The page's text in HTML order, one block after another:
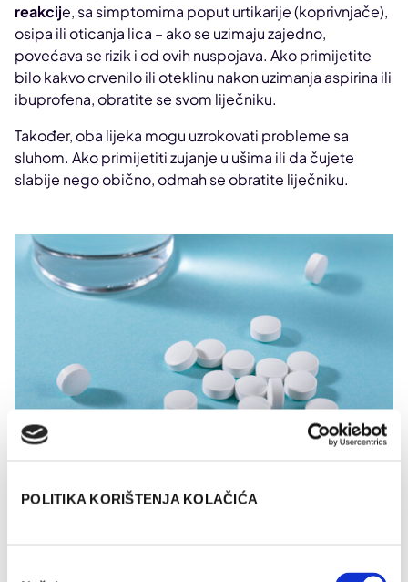
POLITIKA KORIŠTENJA KOLAČIĆA
reakcije, sa simptomima poput urtikarije (koprivnjače),
osipa ili oticanja lica – ako se uzimaju zajedno,
povećava se rizik i od ovih nuspojava. Ako primijetite
bilo kakvo crvenilo ili oteklinu nakon uzimanja aspirina ili
ibuprofena, obratite se svom liječniku.
Također, oba lijeka mogu uzrokovati probleme sa
sluhom. Ako primijetiti zujanje u ušima ili da čujete
slabije nego obično, odmah se obratite liječniku.
Ako već morate uzimati aspirin i ibuprofen istovremeno